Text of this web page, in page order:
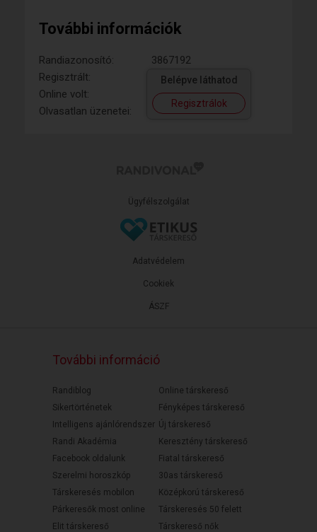
További információk
Randiazonosító:
3867192
Regisztrált:
Online volt:
Olvasatlan üzenetei:
Belépve láthatod
Regisztrálok
Ügyfélszolgálat
ÁSZF
Adatvédelem
Cookiek
További információ
Randiblog
Sikertörténetek
Intelligens ajánlórendszer
Randi Akadémia
Facebook oldalunk
Szerelmi horoszkóp
Társkeresés mobilon
Párkeresők most online
Elit társkereső
Online társkereső
Fényképes társkereső
Új társkereső
Keresztény társkereső
Fiatal társkereső
30as társkereső
Középkorú társkereső
Társkeresés 50 felett
Társkereső nők